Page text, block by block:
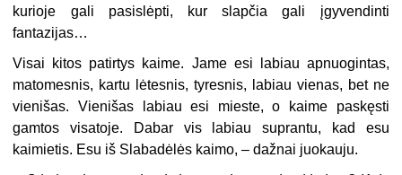
kurioje gali pasislėpti, kur slapčia gali įgyvendinti
fantazijas…
Visai kitos patirtys kaime. Jame esi labiau apnuogintas,
matomesnis, kartu lėtesnis, tyresnis, labiau vienas, bet ne
vienišas. Vienišas labiau esi mieste, o kaime paskęsti
gamtos visatoje. Dabar vis labiau suprantu, kad esu
kaimietis. Esu iš Slabadėlės kaimo, – dažnai juokauju.